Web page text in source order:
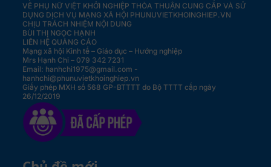
VỀ PHỤ NỮ VIỆT KHỞI NGHIỆPTHỎA THUẬN CUNG CẤP VÀ SỬ
DỤNG DỊCH VỤ MẠNG XÃ HỘI PHUNUVIETKHOINGHIEP.VN
CHỊU TRÁCH NHIỆM NỘI DUNG
BÙI THỊ NGỌC HẠNH
LIÊN HỆ QUẢNG CÁO
Mạng xã hội Kinh tế – Giáo dục – Hướng nghiệp
Mrs Hạnh Chi – 079 342 7231
Email: hanhchi1975@gmail.com -
hanhchi@phunuvietkhoinghiep.vn
Giấy phép MXH số 568 GP-BTTTT do Bộ TTTT cấp ngày
26/12/2019